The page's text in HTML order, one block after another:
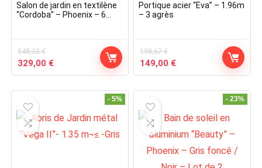
Salon de jardin en textilène
“Cordoba” – Phoenix – 6
548,33€
Original
price
329,00 €Current
price
Portique acier “Eva” – 1.96m
– 3 agrès
198,67€
Original
price
149,00 €Current
price
- 5% - 23%